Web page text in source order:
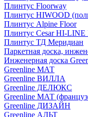
Плинтус Floorway
Плинтус HIWOOD
Плинтус Alpine Floor
Плинтус Cesar HI-LINE
Плинтус ТД Меридиан
Паркетная доска,
Инженерная доска
Greenline МАТ
Greenline ВИЛЛА
Greenline ДЕЛЮКС
Greenline МАТ
Greenline ДИЗАЙН
Greenline АЛЬТ